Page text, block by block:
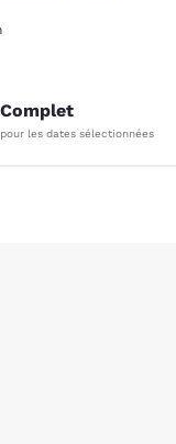
Complet
pour les dates sélectionnées